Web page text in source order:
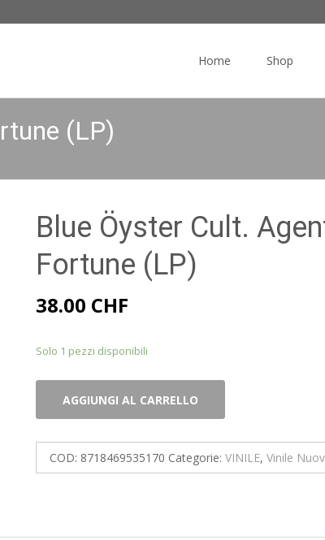
Home Shop
(LP)
Blue Öyster Cult.
Fortune (LP)
38.00 CHF
Solo 1 pezzi disponibili
Öyster
Agents
Of
AGGIUNGI AL CARRELLO
COD: 8718469535170 Categorie: VINILE, Vinile